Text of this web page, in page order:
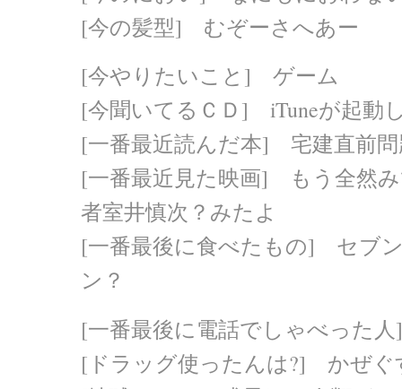
[今の髪型] むぞーさへあー
[今やりたいこと] ゲーム
[今聞いてるＣＤ] iTuneが起動
[一番最近読んだ本] 宅建直前
[一番最近見た映画] もう全然
者室井慎次？みたよ
[一番最後に食べたもの] セブ
ン？
[一番最後に電話でしゃべった
[ドラッグ使ったんは?] かぜぐ